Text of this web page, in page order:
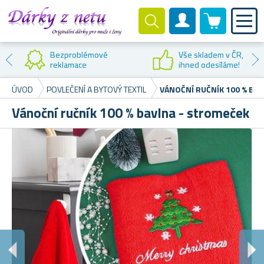
Zákaznický účet
0 produktů
Bezproblémové
reklamace
Vše skladem v ČR,
ihned odesíláme!
ÚVOD
POVLEČENÍ A BYTOVÝ TEXTIL VÁNOČNÍ RUČNÍK 100 %
Vánoční ručník 100 % bavlna - stromeček